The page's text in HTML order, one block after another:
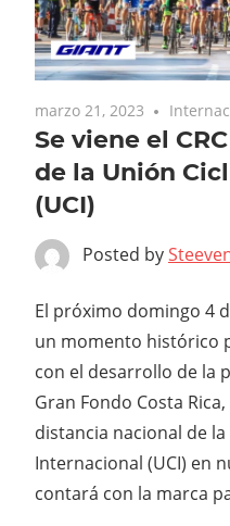
marzo 21, 2023
Se viene el
de la Unión
(UCI)
Posted by
El próximo domingo 4
un momento histórico
con el desarrollo de la
Gran Fondo Costa
distancia nacional de
Internacional (UCI) en
contará con la marca